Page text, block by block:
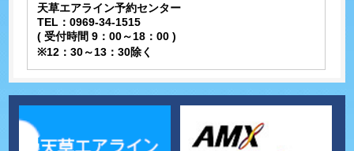
天草エアライン予約センター
TEL：0969-34-1515
( 受付時間 9：00～18：00 )
※12：30～13：30除く